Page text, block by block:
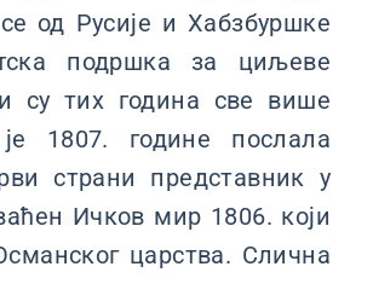
од Русије и Хабзбуршке
подршка за циљеве
су тих година све више
1807. године послала
страни представник у
Ичков мир 1806. који
царства. Слична